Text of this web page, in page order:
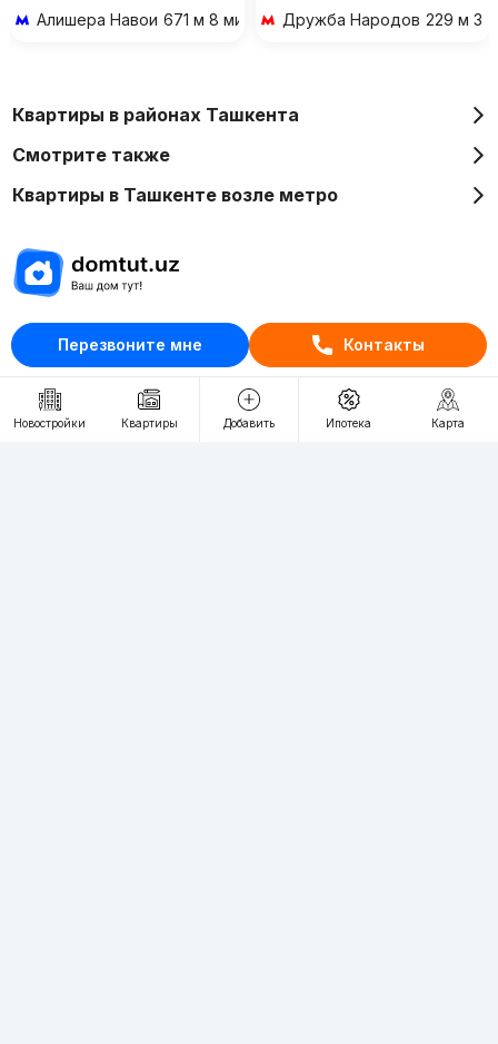
Перезвоните мне Контакты
Алишера Навои 671 м 8 мин пешкомДружба Народов 229 м 3
Новостройки Квартиры Добавить Ипотека Карта
Квартиры в районах Ташкента
Смотрите также
Квартиры в Ташкенте возле метро
Отдел рекламы
+998 (78) 113-20-86
+998 (93) 390-30-10
Пн-Пт. С 9:30 до 18:00